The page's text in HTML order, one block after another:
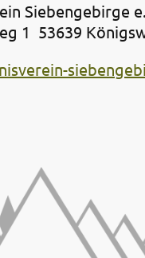
Siebengebirge
1 53639